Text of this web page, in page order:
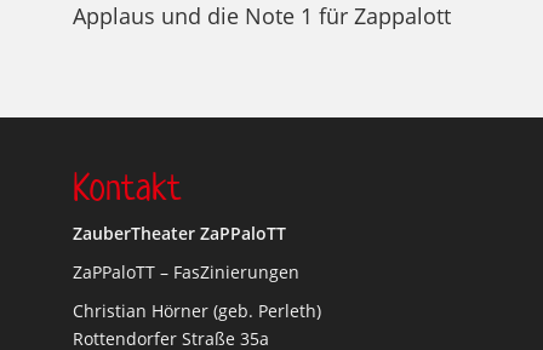
Applaus und die Note 1 für Zappalott
Kontakt
ZauberTheater ZaPPaloTT
ZaPPaloTT – FasZinierungen
Christian Hörner (geb. Perleth)
Rottendorfer Straße 35a